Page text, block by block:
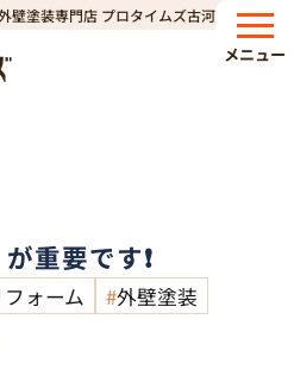
壁塗装専門店 プロタイムズ古河店
メニュー
雨漏りは「予防」が重要です❗
重要です❗
ォーム
外壁塗装